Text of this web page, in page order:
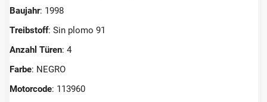
Baujahr: 1998
Treibstoff: Sin plomo 91
Anzahl Türen: 4
Farbe: NEGRO
Motorcode: 113960